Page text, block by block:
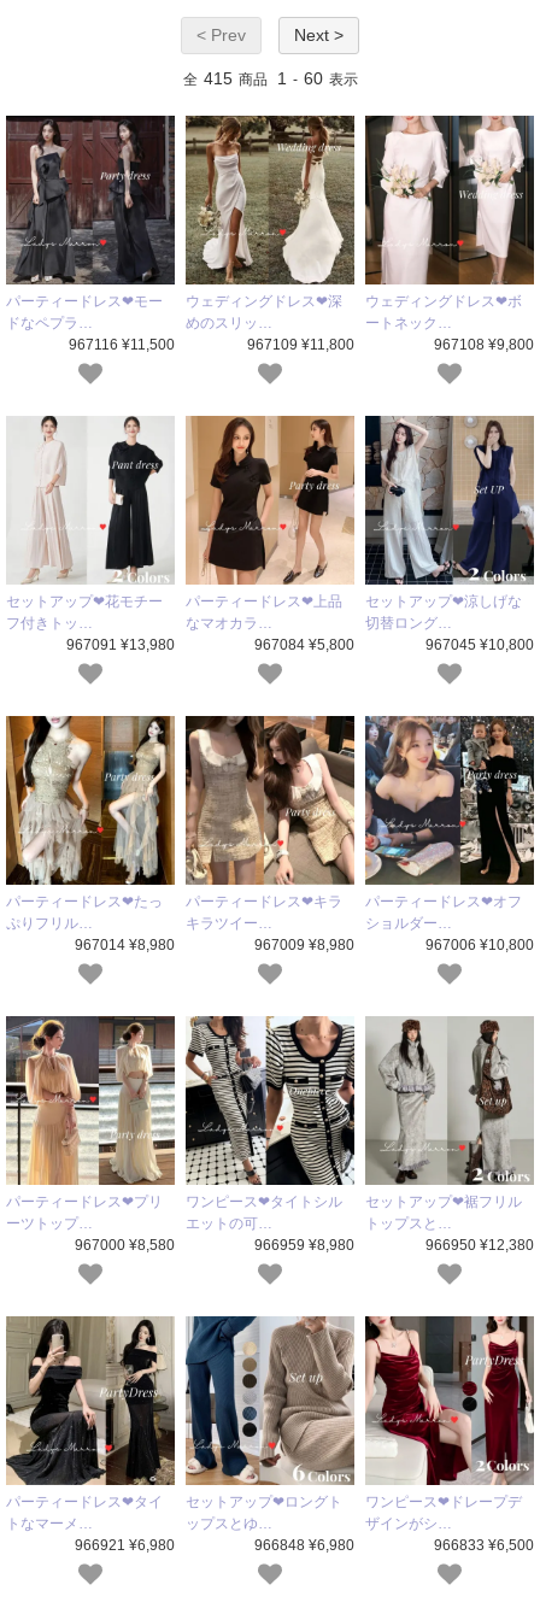
< Prev Next >
全 415 商品 1 - 60 表示
パーティードレス❤モー
ドなペプラ…
967116 ¥11,500
ウェディングドレス❤深
めのスリッ…
967109 ¥11,800
ウェディングドレス❤ボ
ートネック…
967108 ¥9,800
セットアップ❤花モチー
フ付きトッ…
967091 ¥13,980
パーティードレス❤上品
なマオカラ…
967084 ¥5,800
セットアップ❤涼しげな
切替ロング…
967045 ¥10,800
パーティードレス❤たっ
ぷりフリル…
967014 ¥8,980
パーティードレス❤キラ
キラツイー…
967009 ¥8,980
パーティードレス❤オフ
ショルダー…
967006 ¥10,800
パーティードレス❤プリ
ーツトップ…
967000 ¥8,580
ワンピース❤タイトシル
エットの可…
966959 ¥8,980
セットアップ❤裾フリル
トップスと…
966950 ¥12,380
パーティードレス❤タイ
トなマーメ…
966921 ¥6,980
セットアップ❤ロングト
ップスとゆ…
966848 ¥6,980
ワンピース❤ドレープデ
ザインがシ…
966833 ¥6,500